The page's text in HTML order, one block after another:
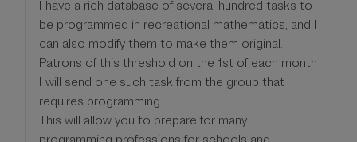
I have a rich database of several hundred tasks to
be programmed in recreational mathematics, and I
can also modify them to make them original.
Patrons of this threshold on the 1st of each month
I will send one such task from the group that
requires programming.
This will allow you to prepare for many